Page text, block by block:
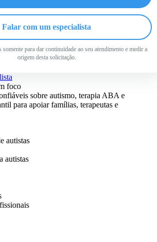
Falar com um especialista
somente para dar continuidade ao seu atendimento e medir a
origem desta solicitação.
foco
sobre autismo, terapia ABA e
para apoiar famílias, terapeutas e
autistas
autistas